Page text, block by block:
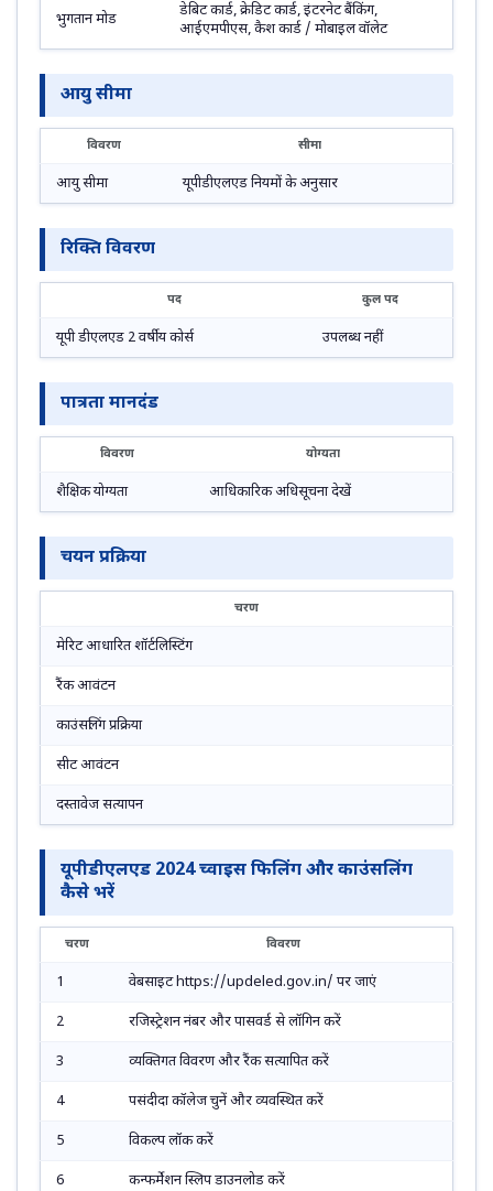
भुगतान मोड
डेबिट कार्ड, क्रेडिट कार्ड, इंटरनेट बैंकिंग,
आईएमपीएस, कैश कार्ड / मोबाइल वॉलेट
आयु सीमा
विवरण सीमा
आयु सीमा यूपीडीएलएड नियमों के अनुसार
रिक्ति विवरण
पद कुल पद
यूपी डीएलएड 2 वर्षीय कोर्स उपलब्ध नहीं
पात्रता मानदंड
विवरण योग्यता
शैक्षिक योग्यता आधिकारिक अधिसूचना देखें
चयन प्रक्रिया
चरण
मेरिट आधारित शॉर्टलिस्टिंग
रैंक आवंटन
काउंसलिंग प्रक्रिया
सीट आवंटन
दस्तावेज सत्यापन
यूपीडीएलएड 2024 च्वाइस फिलिंग और काउंसलिंग
कैसे भरें
चरण विवरण
1 वेबसाइट https://updeled.gov.in/ पर जाएं
2 रजिस्ट्रेशन नंबर और पासवर्ड से लॉगिन करें
3 व्यक्तिगत विवरण और रैंक सत्यापित करें
4 पसंदीदा कॉलेज चुनें और व्यवस्थित करें
5 विकल्प लॉक करें
6 कन्फर्मेशन स्लिप डाउनलोड करें